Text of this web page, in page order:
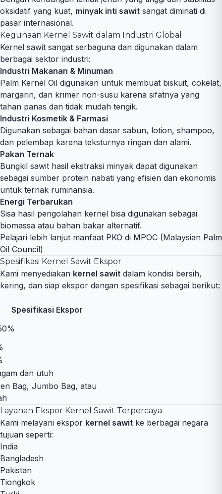
oksidatif yang kuat, minyak inti sawit sangat diminati di
pasar internasional.
Kegunaan Kernel Sawit dalam Industri Global
Kernel sawit sangat serbaguna dan digunakan dalam
berbagai sektor industri:
Industri Makanan & Minuman
Palm Kernel Oil digunakan untuk membuat biskuit, cokelat,
margarin, dan krimer non-susu karena sifatnya yang
tahan panas dan tidak mudah tengik.
Industri Kosmetik & Farmasi
Digunakan sebagai bahan dasar sabun, lotion, shampoo,
dan pelembap karena teksturnya ringan dan alami.
Pakan Ternak
Bungkil sawit hasil ekstraksi minyak dapat digunakan
sebagai sumber protein nabati yang efisien dan ekonomis
untuk ternak ruminansia.
Energi Terbarukan
Sisa hasil pengolahan kernel bisa digunakan sebagai
biomassa atau bahan bakar alternatif.
Pelajari lebih lanjut manfaat PKO di MPOC (Malaysian Palm
Oil Council)
Spesifikasi Kernel Sawit Ekspor
Kami menyediakan kernel sawit dalam kondisi bersih,
kering, dan siap ekspor dengan spesifikasi sebagai berikut:
Spesifikasi Ekspor
dan utuh
Bag, Jumbo Bag, atau
Layanan Ekspor Kernel Sawit Terpercaya
Kami melayani ekspor kernel sawit ke berbagai negara
tujuan seperti:
India
Bangladesh
Pakistan
Tiongkok